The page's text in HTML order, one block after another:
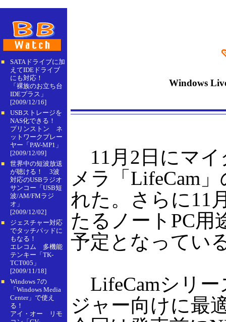
■
SATAドライブに加
えてIDEドライブ
にも対応！
「裸族のお立ち台
IDEプラス」
[2009/12/16]
■
USBストレージを
NAS化できる！
プリンストン ネ
ットワークプレー
ヤー「PAV-MP1」
[2009/12/09]
■
世界中の短波放送
が聴ける！ 3波
対応のUSBラジオ
サンコー「USB短
波/AM/FMラジ
オ」
[2009/12/02]
■
ジェスチャー対応
でタッチパッドに
もなる！
エレコム 多機能
テンキー「TK-
TCT005」
[2009/11/18]
■
Windows 7の
「Windows Media
Center」で使え
る！
アイ・オー リモ
Windows
11月2日にマイ
メラ「LifeCam
れた。さらに11
たるノートPC用
予定となってい
LifeCamシリー
ジャー向けに最